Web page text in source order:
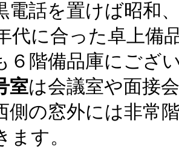
置けば昭和、オ
代に合った卓上備
品庫にござい
室は会議室や面接
外には非常階段
ます。